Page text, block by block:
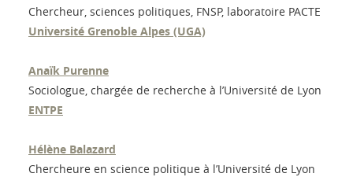
Chercheur, sciences politiques, FNSP, laboratoire PACTE
Université Grenoble Alpes (UGA)
Anaïk Purenne
Sociologue, chargée de recherche à l’Université de Lyon
ENTPE
Hélène Balazard
Chercheure en science politique à l’Université de Lyon